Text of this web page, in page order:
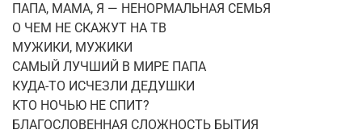
ПАПА, МАМА, Я — НЕНОРМАЛЬНАЯ СЕМЬЯ
О ЧЕМ НЕ СКАЖУТ НА ТВ
МУЖИКИ, МУЖИКИ
САМЫЙ ЛУЧШИЙ В МИРЕ ПАПА
КУДА-ТО ИСЧЕЗЛИ ДЕДУШКИ
КТО НОЧЬЮ НЕ СПИТ?
БЛАГОСЛОВЕННАЯ СЛОЖНОСТЬ БЫТИЯ